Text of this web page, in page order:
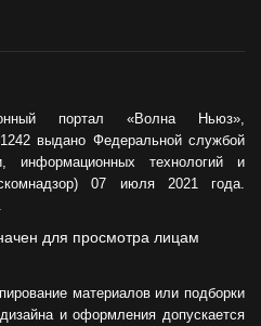
портал «Волна Ньюз»,
выдано Федеральной службой
технологий и
07 июля 2021 года.
для просмотра лицам
материалов или подборки
и оформления допускается